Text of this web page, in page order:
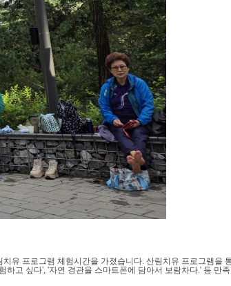
프로그램 체험시간을 가졌습니다. 산림치유 프로그램을
고 싶다', '자연 경관을 스마트폰에 담아서 보람차다.' 등 만